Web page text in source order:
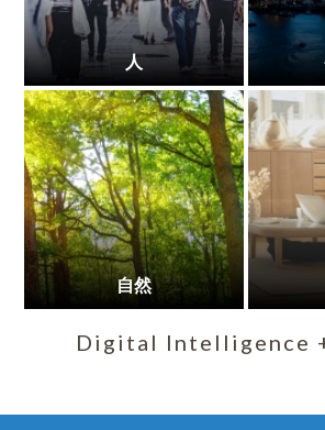
人
自然
Digital Intelligence